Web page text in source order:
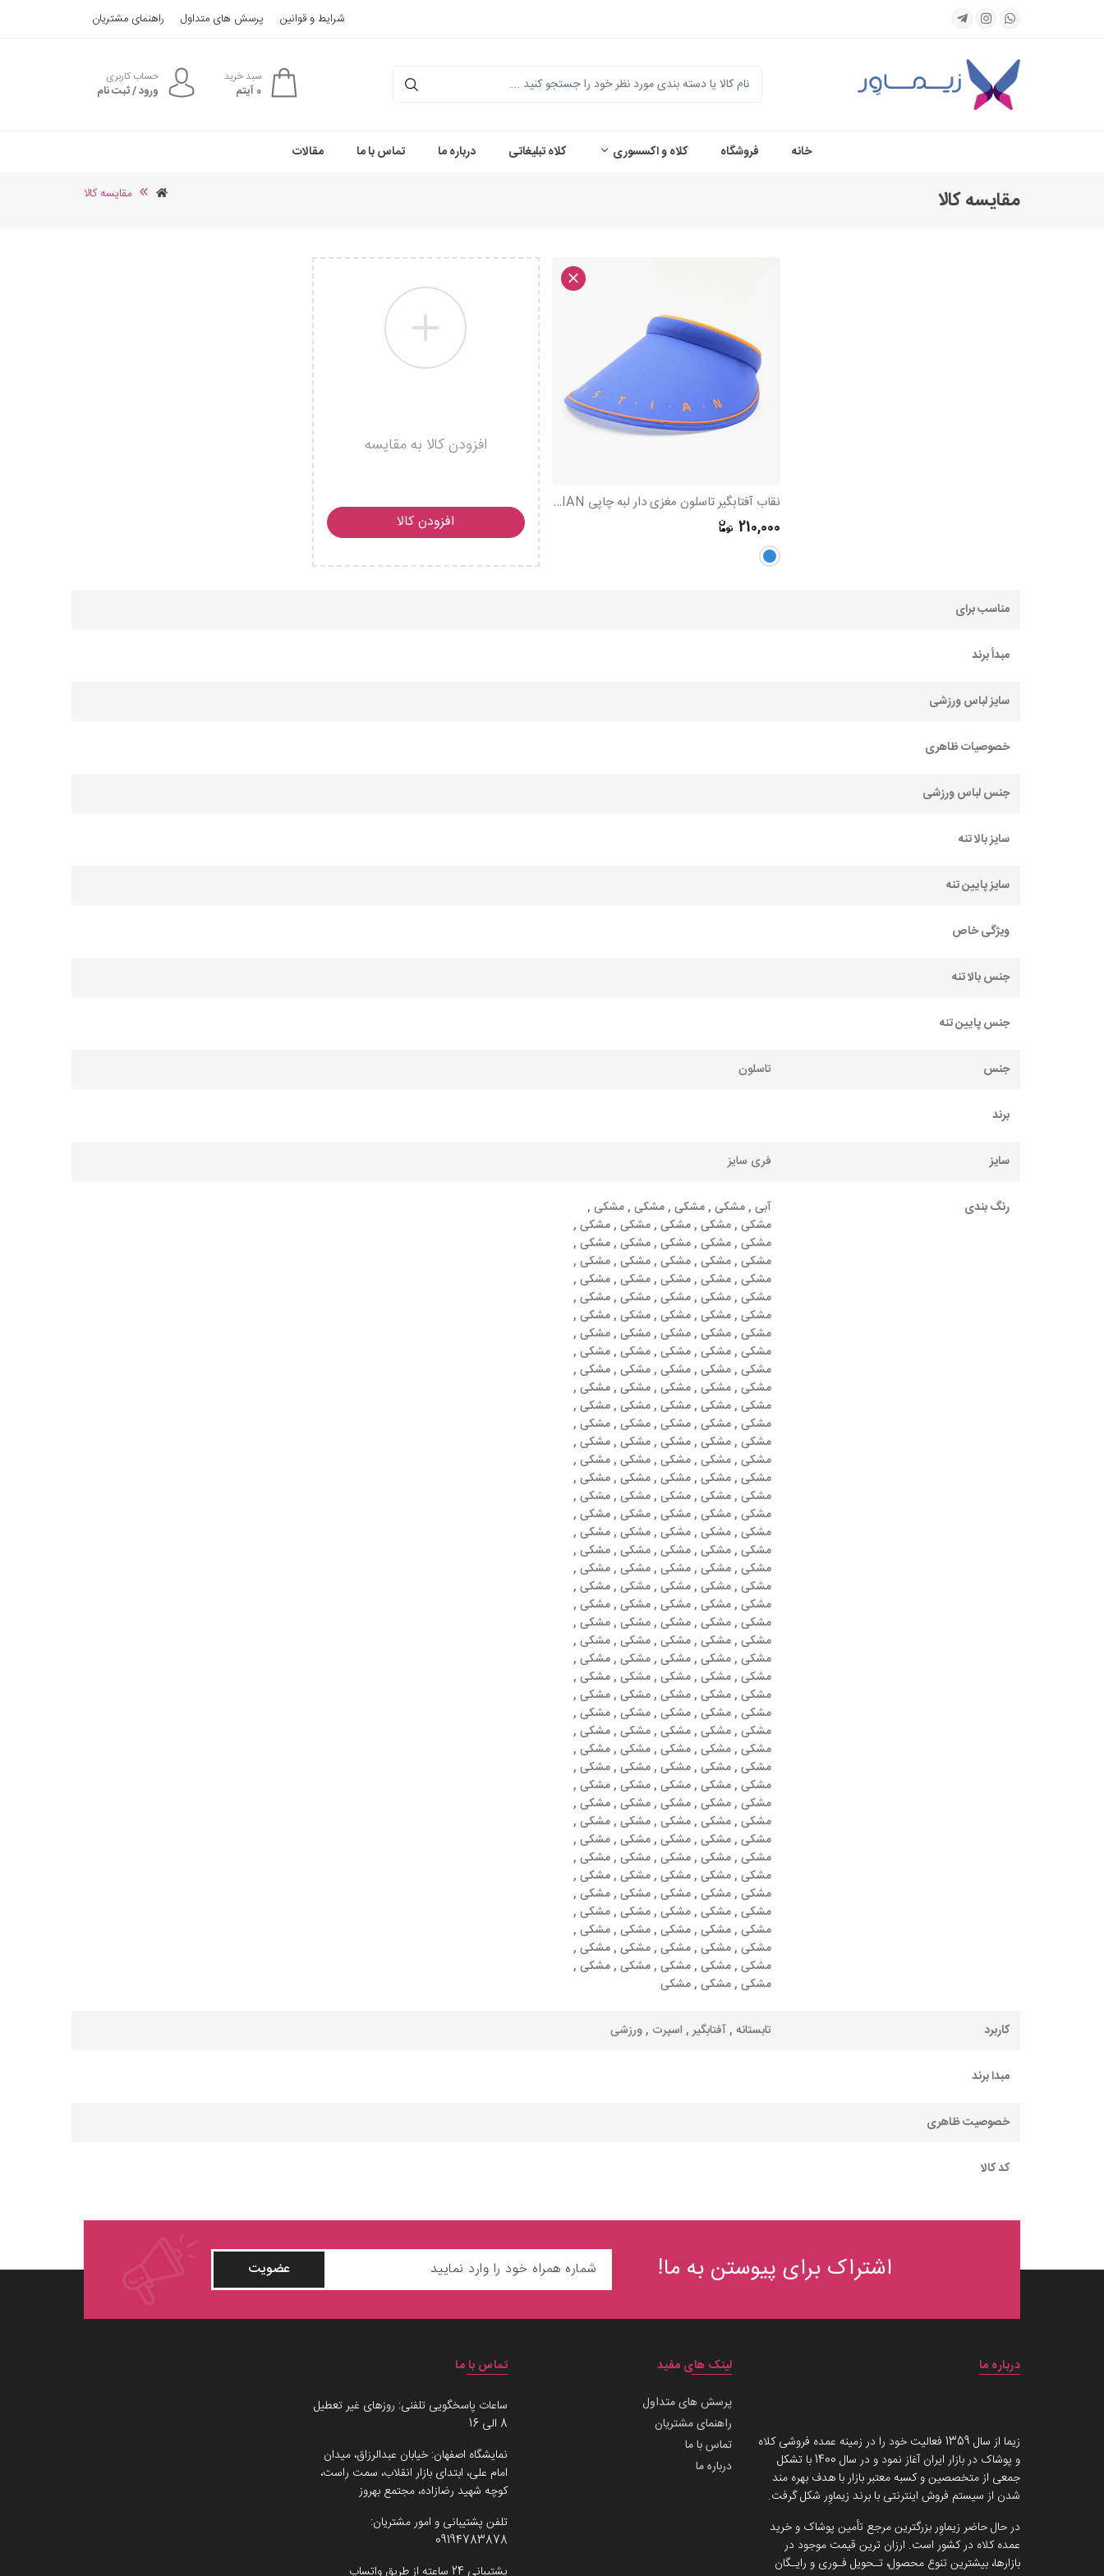
شرایط و قوانین پرسش های متداول راهنمای مشتریان
جستجو سبد خرید
0آیتم
حساب کاربری
ورود / ثبت نام
خانه فروشگاه کلاه و اکسسوری کلاه تبلیغاتی درباره ما تماس با ما مقالات
مقایسه کالا مقایسه کالا
نقاب آفتابگیر تاسلون مغزی دار لبه چاپی CHRISTIAN
210,000
افزودن کالا به مقایسه
افزودن کالا
مناسب برای
مبدأ برند
سایز لباس ورزشی
خصوصیات ظاهری
جنس لباس ورزشی
سایز بالا تنه
سایز پایین تنه
ویژگی خاص
جنس بالا تنه
جنس پایین تنه
جنس تاسلون
برند
سایز فری سایز
رنگ بندی
آبی , مشکی , مشکی , مشکی , مشکی ,
مشکی , مشکی , مشکی , مشکی , مشکی ,
مشکی , مشکی , مشکی , مشکی , مشکی ,
مشکی , مشکی , مشکی , مشکی , مشکی ,
مشکی , مشکی , مشکی , مشکی , مشکی ,
مشکی , مشکی , مشکی , مشکی , مشکی ,
مشکی , مشکی , مشکی , مشکی , مشکی ,
مشکی , مشکی , مشکی , مشکی , مشکی ,
مشکی , مشکی , مشکی , مشکی , مشکی ,
مشکی , مشکی , مشکی , مشکی , مشکی ,
مشکی , مشکی , مشکی , مشکی , مشکی ,
مشکی , مشکی , مشکی , مشکی , مشکی ,
مشکی , مشکی , مشکی , مشکی , مشکی ,
مشکی , مشکی , مشکی , مشکی , مشکی ,
مشکی , مشکی , مشکی , مشکی , مشکی ,
مشکی , مشکی , مشکی , مشکی , مشکی ,
مشکی , مشکی , مشکی , مشکی , مشکی ,
مشکی , مشکی , مشکی , مشکی , مشکی ,
مشکی , مشکی , مشکی , مشکی , مشکی ,
مشکی , مشکی , مشکی , مشکی , مشکی ,
مشکی , مشکی , مشکی , مشکی , مشکی ,
مشکی , مشکی , مشکی , مشکی , مشکی ,
مشکی , مشکی , مشکی , مشکی , مشکی ,
مشکی , مشکی , مشکی , مشکی , مشکی ,
مشکی , مشکی , مشکی , مشکی , مشکی ,
مشکی , مشکی , مشکی , مشکی , مشکی ,
مشکی , مشکی , مشکی , مشکی , مشکی ,
مشکی , مشکی , مشکی , مشکی , مشکی ,
مشکی , مشکی , مشکی , مشکی , مشکی ,
مشکی , مشکی , مشکی , مشکی , مشکی ,
مشکی , مشکی , مشکی , مشکی , مشکی ,
مشکی , مشکی , مشکی , مشکی , مشکی ,
مشکی , مشکی , مشکی , مشکی , مشکی ,
مشکی , مشکی , مشکی , مشکی , مشکی ,
مشکی , مشکی , مشکی , مشکی , مشکی ,
مشکی , مشکی , مشکی , مشکی , مشکی ,
مشکی , مشکی , مشکی , مشکی , مشکی ,
مشکی , مشکی , مشکی , مشکی , مشکی ,
مشکی , مشکی , مشکی , مشکی , مشکی ,
مشکی , مشکی , مشکی , مشکی , مشکی ,
مشکی , مشکی , مشکی , مشکی , مشکی ,
مشکی , مشکی , مشکی , مشکی , مشکی ,
مشکی , مشکی , مشکی , مشکی , مشکی ,
مشکی , مشکی , مشکی
کاربرد تابستانه , آفتابگیر , اسپرت , ورزشی
مبدا برند
خصوصیت ظاهری
کد کالا
اشتراک برای پیوستن به ما! عضویت
درباره ما
زیما از سال 1359 فعالیت خود را در زمینه عمده فروشی کلاه
و پوشاک در بازار ایران آغاز نمود و در سال 1400 با تشکل
جمعی از متخصصین و کسبه معتبر بازار با هدف بهره مند
شدن از سیستم فروش اینترنتی با برند زیماوِر شکل گرفت.
در حال حاضر زیماوِر بزرگترین مرجع تأمین پوشاک و خرید
عمده کلاه در کشور است. ارزان ترین قیمت موجود در
بازارها، بیشترین تنوع محصول، تـحویل فـوری و رایـگان
لینک های مفید
پرسش های متداول
راهنمای مشتریان
تماس با ما
درباره ما
تماس با ما
ساعات پاسخگویی تلفنی: روزهای غیر تعطیل
8 الی 16
نمایشگاه اصفهان: خیابان عبدالرزاق، میدان
امام علی، ابتدای بازار انقلاب، سمت راست،
کوچه شهید رضازاده، مجتمع بهروز
تلفن پشتیبانی و امور مشتریان:
09194783878